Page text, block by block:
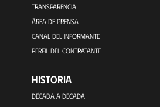
TRANSPARENCIA
ÁREA DE PRENSA
CANAL DEL INFORMANTE
PERFIL DEL CONTRATANTE
HISTORIA
DÉCADA A DÉCADA